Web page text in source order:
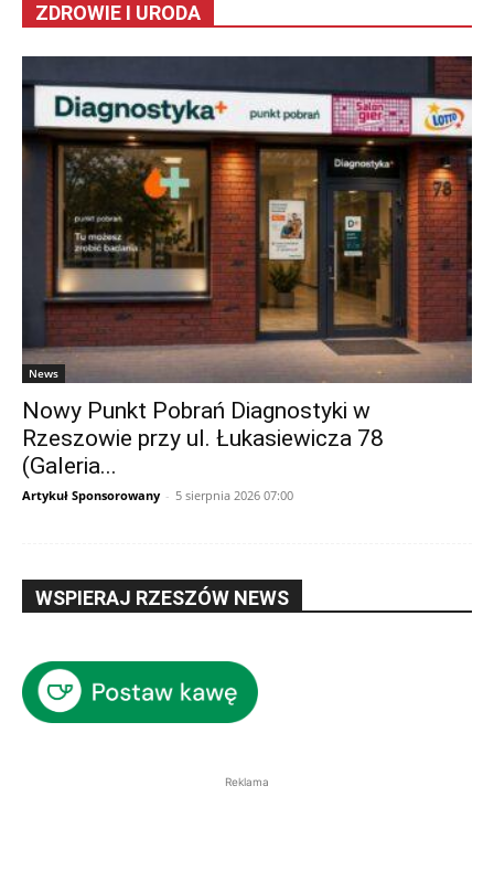
ZDROWIE I URODA
News
Nowy Punkt Pobrań Diagnostyki w
Rzeszowie przy ul. Łukasiewicza 78
(Galeria...
Artykuł Sponsorowany - 5 sierpnia 2026 07:00
WSPIERAJ RZESZÓW NEWS
Reklama